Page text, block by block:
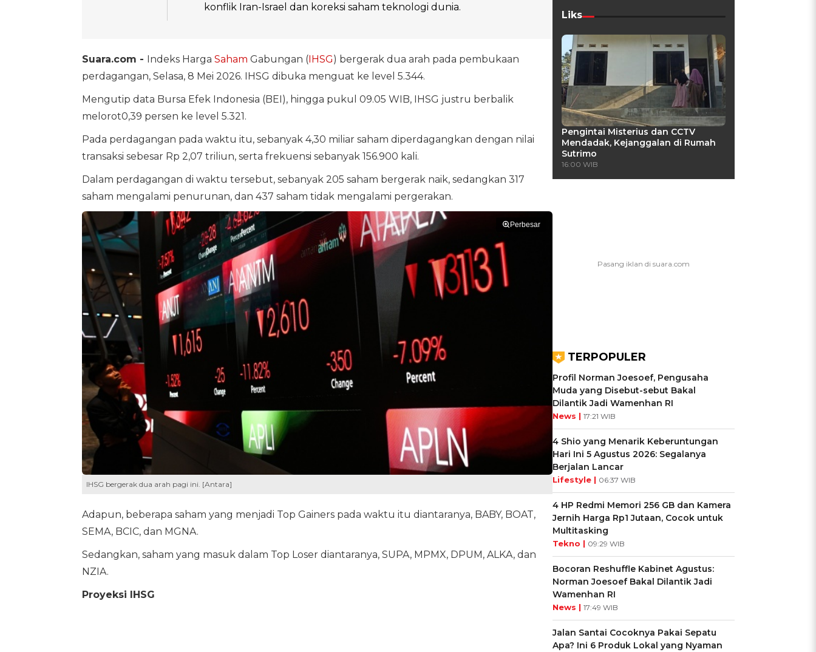
konflik Iran-Israel dan koreksi saham teknologi dunia.
Suara.com - Indeks Harga Saham Gabungan (IHSG) bergerak dua arah pada pembukaan
perdagangan, Selasa, 8 Mei 2026. IHSG dibuka menguat ke level 5.344.
Mengutip data Bursa Efek Indonesia (BEI), hingga pukul 09.05 WIB, IHSG justru berbalik
melorot0,39 persen ke level 5.321.
Pada perdagangan pada waktu itu, sebanyak 4,30 miliar saham diperdagangkan dengan nilai
transaksi sebesar Rp 2,07 triliun, serta frekuensi sebanyak 156.900 kali.
Dalam perdagangan di waktu tersebut, sebanyak 205 saham bergerak naik, sedangkan 317
saham mengalami penurunan, dan 437 saham tidak mengalami pergerakan.
Perbesar
IHSG bergerak dua arah pagi ini. [Antara]
Adapun, beberapa saham yang menjadi Top Gainers pada waktu itu diantaranya, BABY, BOAT,
SEMA, BCIC, dan MGNA.
Sedangkan, saham yang masuk dalam Top Loser diantaranya, SUPA, MPMX, DPUM, ALKA, dan
NZIA.
Proyeksi IHSG
Liks
Pengintai Misterius dan CCTV
Mendadak, Kejanggalan di Rumah
Sutrimo
16:00 WIB
TERPOPULER
Profil Norman Joesoef, Pengusaha
Muda yang Disebut-sebut Bakal
Dilantik Jadi Wamenhan RI
News | 17:21 WIB
4 Shio yang Menarik Keberuntungan
Hari Ini 5 Agustus 2026: Segalanya
Berjalan Lancar
Lifestyle | 06:37 WIB
4 HP Redmi Memori 256 GB dan Kamera
Jernih Harga Rp1 Jutaan, Cocok untuk
Multitasking
Tekno | 09:29 WIB
Bocoran Reshuffle Kabinet Agustus:
Norman Joesoef Bakal Dilantik Jadi
Wamenhan RI
News | 17:49 WIB
Jalan Santai Cocoknya Pakai Sepatu
Apa? Ini 6 Produk Lokal yang Nyaman